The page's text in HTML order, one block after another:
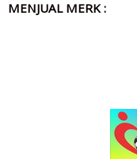
MENJUAL MERK :